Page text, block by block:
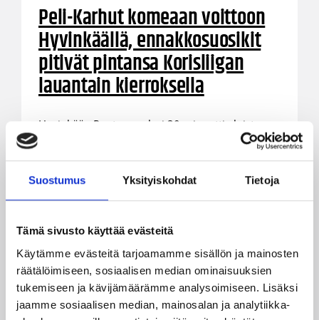
Suostumus Yksityiskohdat Tietoja
Tämä sivusto käyttää evästeitä
Käytämme evästeitä tarjoamamme sisällön ja mainosten
räätälöimiseen, sosiaalisen median ominaisuuksien
tukemiseen ja kävijämäärämme analysoimiseen. Lisäksi
jaamme sosiaalisen median, mainosalan ja analytiikka-
Peli-Karhut komeaan voittoon
Hyvinkäällä, ennakkosuosikit
pitivät pintansa Korisliigan
lauantain kierroksella
Hyvinkään Ponteva pelasi 30 minuuttia loistavaa
koripalloa, mutta Peli-Karhujen viimeinen
mukanaan 75-72 (29-38) -vierasvoiton turvin.
Muualla Catz otti selvän vierasvoiton Vimpelin
Riennon vieraana.